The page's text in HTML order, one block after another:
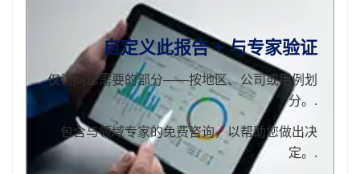
自定义此报告 + 与专家验证
仅访问您需要的部分——按地区、公司或用例划
分。.
包含与领域专家的免费咨询，以帮助您做出决
定。.